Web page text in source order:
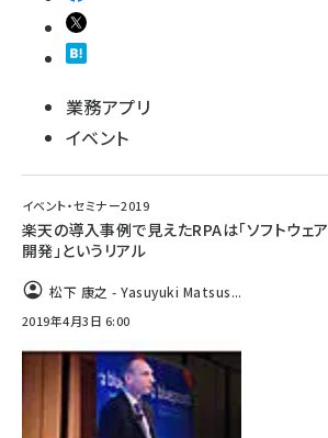
業務アプリ
イベント
イベント・セミナー2019
楽天の導入事例で見えたRPAは「ソフトウェア
開発」というリアル
松下 康之 - Yasuyuki Matsus...
2019年4月3日 6:00